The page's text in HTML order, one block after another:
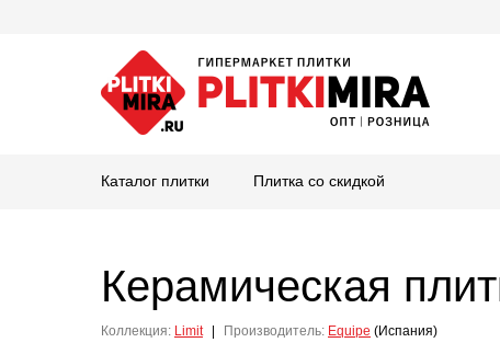
Каталог плитки Плитка со скидкой
Керамическая
Коллекция: Limit Производитель: Equipe (Испания)